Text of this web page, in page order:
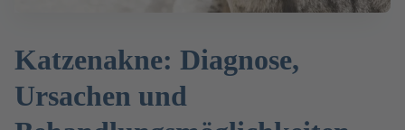
Katzenakne: Diagnose,
Ursachen und